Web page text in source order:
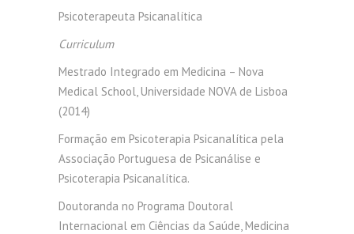
Psicoterapeuta Psicanalítica
Curriculum
Mestrado Integrado em Medicina – Nova
Medical School, Universidade NOVA de Lisboa
(2014)
Formação em Psicoterapia Psicanalítica pela
Associação Portuguesa de Psicanálise e
Psicoterapia Psicanalítica.
Doutoranda no Programa Doutoral
Internacional em Ciências da Saúde, Medicina